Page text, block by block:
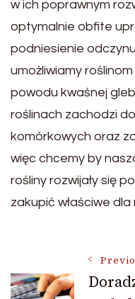
w ich poprawnym
optymalnie obfite
podniesienie
umożliwiamy
powodu kwaśnej
roślinach zachodzi
komórkowych oraz
więc chcemy by
rośliny rozwijały się
zakupić właściwe
Post